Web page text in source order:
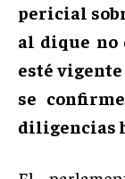
pericial
al dique no
esté
se
diligencias